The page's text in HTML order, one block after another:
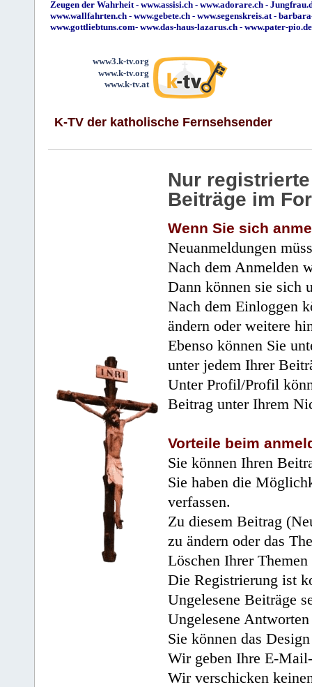
Zeugen der Wahrheit- www.assisi.ch - www.adorare.ch -
www.wallfahrten.ch - www.gebete.ch - www.segenskreis.at-
www.gottliebtuns.com- www.das-haus-lazarus.ch - www.pater-pio.de
www3.k-tv.org
www.k-tv.org
www.k-tv.at
K-TV der katholische Fernsehsender
Nur
Beiträge im
Wenn Sie sich
Neuanmeldungen
Nach dem Anmelden
Dann können sie sich
Nach dem Einloggen
ändern oder weitere
Ebenso können Sie
unter jedem Ihrer
Unter Profil/Profil
Beitrag unter Ihrem
Vorteile beim
Sie können Ihren
Sie haben die
verfassen.
Zu diesem Beitrag
zu ändern oder das
Löschen Ihrer
Die Registrierung ist
Ungelesene Beiträge
Ungelesene
Sie können das
Wir geben Ihre E-
Wir verschicken